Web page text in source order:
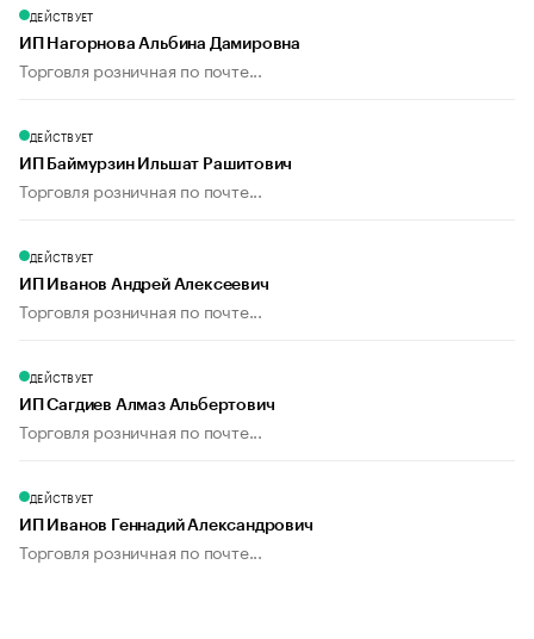
ДЕЙСТВУЕТ
ИП Нагорнова Альбина Дамировна
Торговля розничная по почте...
ДЕЙСТВУЕТ
ИП Баймурзин Ильшат Рашитович
Торговля розничная по почте...
ДЕЙСТВУЕТ
ИП Иванов Андрей Алексеевич
Торговля розничная по почте...
ДЕЙСТВУЕТ
ИП Сагдиев Алмаз Альбертович
Торговля розничная по почте...
ДЕЙСТВУЕТ
ИП Иванов Геннадий Александрович
Торговля розничная по почте...